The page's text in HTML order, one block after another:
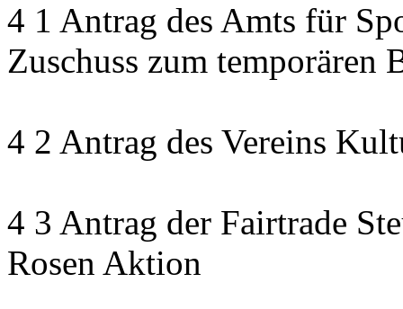
4 1 Antrag des Amts für
Zuschuss zum temporären
4 2 Antrag des Vereins
4 3 Antrag der Fairtrade
Rosen Aktion